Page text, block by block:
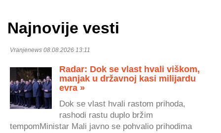
Najnovije vesti
Vranjenews 08.08.2026 13:11
Radar: Dok se vlast hvali viškom,
manjak u državnoj kasi milijardu
evra »
Dok se vlast hvali rastom prihoda,
rashodi rastu duplo bržim
tempomMinistar Mali javno se pohvalio prihodima